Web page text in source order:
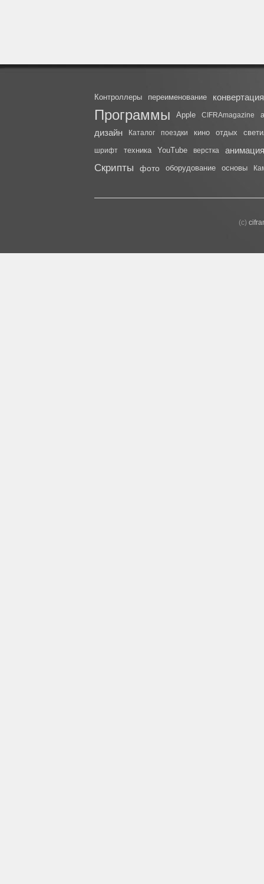
Контроллеры переименование конвертация
Программы Apple CIFRAmagazine
дизайн Каталог поездки кино отдых
шрифт техника YouTube верстка анимация
Скрипты фото оборудование основы
(с)